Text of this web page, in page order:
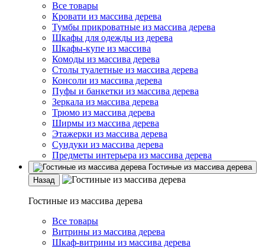
Все товары
Кровати из массива дерева
Тумбы прикроватные из массива дерева
Шкафы для одежды из дерева
Шкафы-купе из массива
Комоды из массива дерева
Столы туалетные из массива дерева
Консоли из массива дерева
Пуфы и банкетки из массива дерева
Зеркала из массива дерева
Трюмо из массива дерева
Ширмы из массива дерева
Этажерки из массива дерева
Сундуки из массива дерева
Предметы интерьера из массива дерева
Гостиные из массива дерева
Назад
Гостиные из массива дерева
Все товары
Витрины из массива дерева
Шкаф-витрины из массива дерева